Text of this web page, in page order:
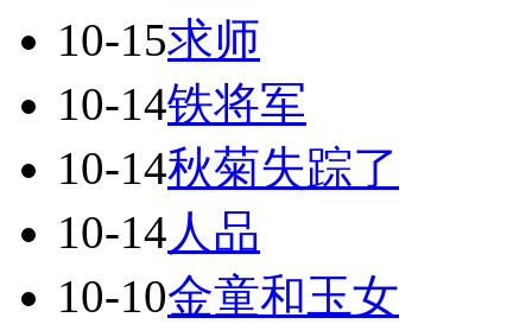
10-15求师
10-14铁将军
10-14秋菊失踪了
10-14人品
10-10金童和玉女